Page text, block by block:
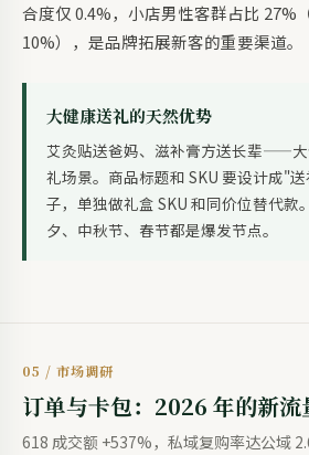
合度仅 0.4%，小店男性客群占比 27%
10%），是品牌拓展新客的重要渠道。
大健康送礼的天然优势
艾灸贴送爸妈、滋补膏方送长辈——
礼场景。商品标题和 SKU 要设计成"
子，单独做礼盒 SKU 和同价位替代款
夕、中秋节、春节都是爆发节点。
05 / 市场调研
订单与卡包：2026 年的新流
618 成交额 +537%，私域复购率达公域